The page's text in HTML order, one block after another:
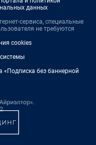
данных
сервиса, специальные
не требуются
cookies
«Подписка без баннерной